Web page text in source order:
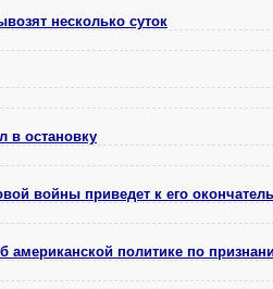
несколько суток
в остановку
войны приведет к его
американской политике по